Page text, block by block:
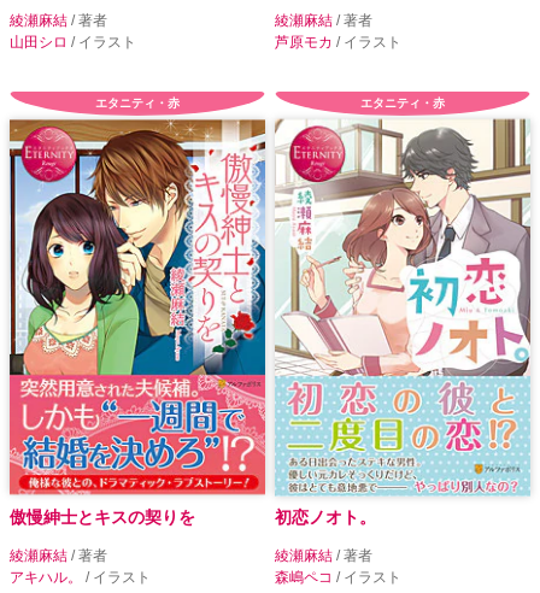
綾瀬麻結 / 著者
山田シロ / イラスト
綾瀬麻結 / 著者
芦原モカ / イラスト
エタニティ・赤
傲慢紳士とキスの契りを
綾瀬麻結 / 著者
アキハル。 / イラスト
エタニティ・赤
初恋ノオト。
綾瀬麻結 / 著者
森嶋ペコ / イラスト